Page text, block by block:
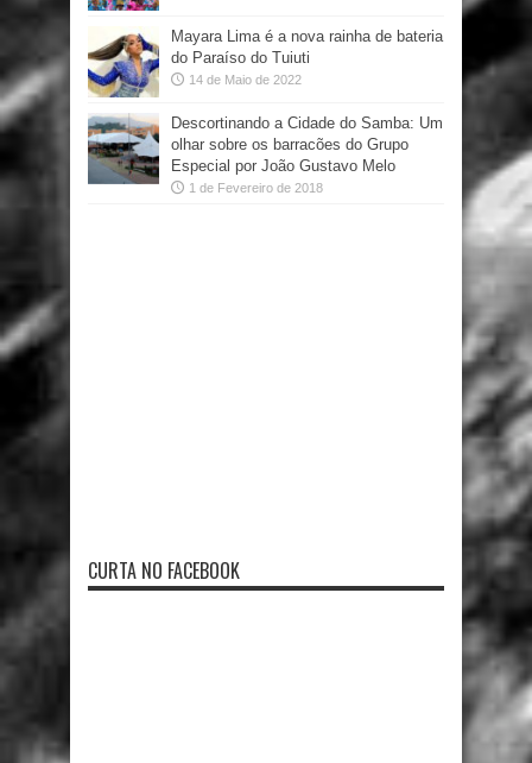
Mayara Lima é a nova rainha de bateria
do Paraíso do Tuiuti
14 de Maio de 2022
Descortinando a Cidade do Samba: Um
olhar sobre os barracões do Grupo
Especial por João Gustavo Melo
1 de Fevereiro de 2018
CURTA NO FACEBOOK